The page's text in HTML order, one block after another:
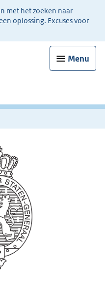
met het zoeken naar
oplossing. Excuses voor
Menu